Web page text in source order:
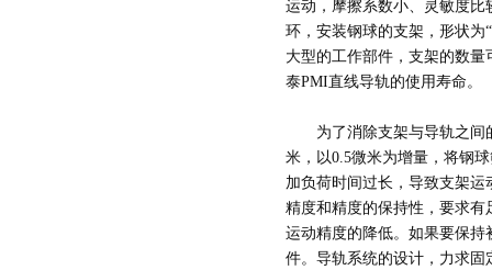
运动，摩擦系数小、灵敏度
环，安装钢球的支架，形状为
大型的工作部件，支架的数
泰PMI直线导轨的使用寿命。
为了消除支架与导轨之
米，以0.5微米为增量，将钢
加负荷时间过长，导致支架
精度和精度的保持性，要求
运动精度的降低。如果要保
件。导轨系统的设计，力求